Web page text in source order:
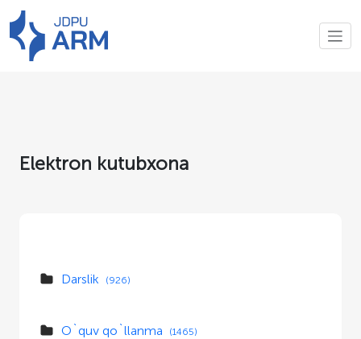
Elektron kutubxona
Darslik (926)
O`quv qo`llanma (1465)